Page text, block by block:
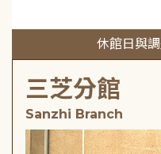
休館日與
三芝分館
Sanzhi Branch